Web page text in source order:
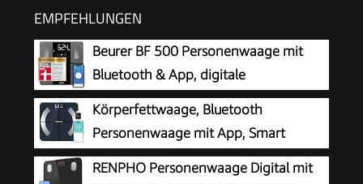
EMPFEHLUNGEN
Beurer BF 500 Personenwaage mit
Bluetooth & App, digitale
Körperfettwaage mit Messung von
Körperfett, Muskelanteil, Kalorienbedarf etc., XL-
Display, Datenübertragung zu Apple Health &
co., bis 180 kg
Körperfettwaage, Bluetooth
Personenwaage mit App, Smart
Digitale Waage für Körperfett, BMI,
Gewicht, Muskelmasse, Wasser, Protein,
RENPHO Personenwaage Digital mit